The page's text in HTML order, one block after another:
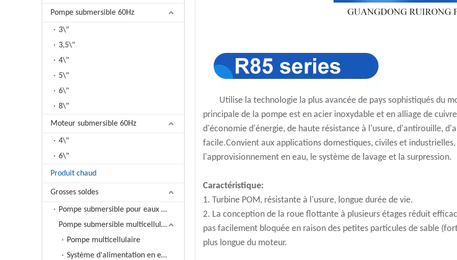
Pompe submersible 60Hz
3\"
3,5\"
4\"
5\"
6\"
8\"
Moteur submersible 60Hz
4\"
6\"
Produit chaud
Grosses soldes
Pompe submersible pour eaux usées
Pompe submersible multicellulaire
Pompe multicellulaire
Système d'alimentation en eau à fréquence variable
Utilise la technologie la plus avancée de pays sophistiqués du
principale de la pompe est en acier inoxydable et en alliage de
d'économie d'énergie, de haute résistance à l'usure, d'antirouille,
facile.Convient aux applications domestiques, civiles et
l'approvisionnement en eau, le système de lavage et la surpression.
Caractéristique:
1. Turbine POM, résistante à l'usure, longue durée de vie.
2. La conception de la roue flottante à plusieurs étages réduit
pas facilement bloquée en raison des petites particules de sable
plus longue du moteur.